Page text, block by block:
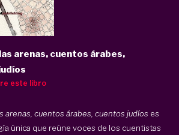
arenas, cuentos árabes,
este libro
arenas, cuentos árabes, cuentos judíos es
única que reúne voces de los cuentistas